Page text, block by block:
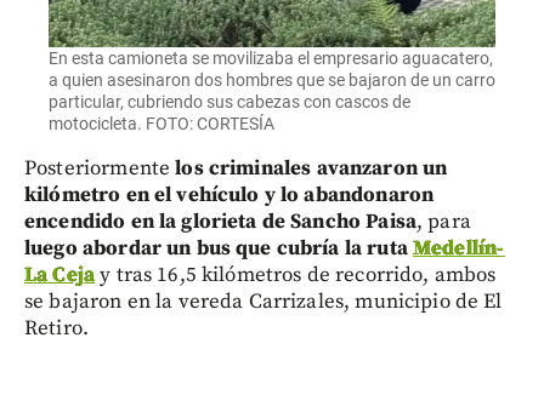
En esta camioneta se movilizaba el empresario aguacatero,
a quien asesinaron dos hombres que se bajaron de un carro
particular, cubriendo sus cabezas con cascos de
motocicleta. FOTO: CORTESÍA
Posteriormentelos criminales avanzaron un
kilómetro en el vehículo y lo abandonaron
encendido en la glorieta de Sancho Paisa, para
luego abordar un bus que cubría la rutaMedellín-
La Cejay tras 16,5 kilómetros de recorrido, ambos
se bajaron en la vereda Carrizales, municipio de El
Retiro.